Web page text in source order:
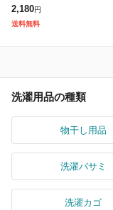
eo ( 洗濯 ハンガー ピン
チハンガー 洗濯ピンチ
2,180円
送料無料
洗濯用品の種類
物干し用品
洗濯バサミ
洗濯カゴ